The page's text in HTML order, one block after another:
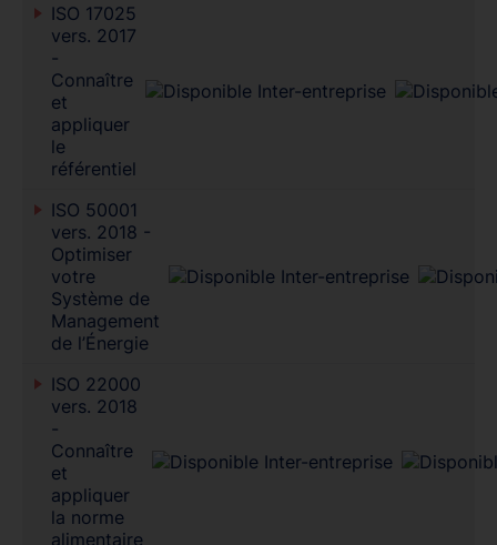
ISO 17025
vers. 2017
-
Connaître
et
appliquer
le
référentiel
ISO 50001
vers. 2018 -
Optimiser
votre
Système de
Management
de l’Énergie
ISO 22000
vers. 2018
-
Connaître
et
appliquer
la norme
alimentaire